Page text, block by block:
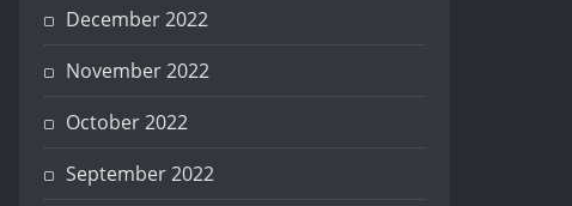
December 2022
November 2022
October 2022
September 2022